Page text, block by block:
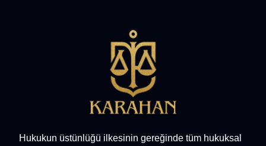
Hukukun üstünlüğü ilkesinin gereğinde tüm hukuksal